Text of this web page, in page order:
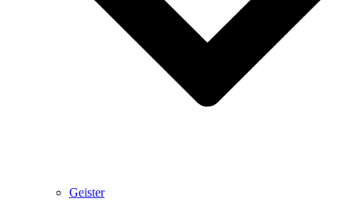
Geister